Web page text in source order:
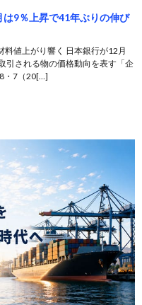
は9％上昇で41年ぶりの伸び
料値上がり響く 日本銀行が12月
引される物の価格動向を表す「企
・7（20[…]